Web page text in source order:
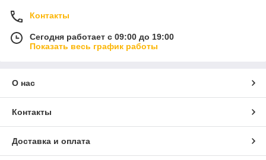
Контакты
Сегодня работает с 09:00 до 19:00
Показать весь график работы
О нас
Контакты
Доставка и оплата